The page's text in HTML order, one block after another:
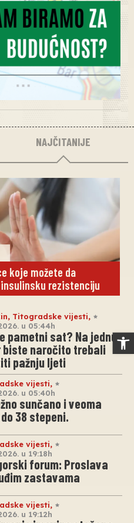
NAJČITANIJE
koje možete da
rezistenciju
, Titogradske vijesti,
u 05:44h
pametni sat? Na jednu
naročito trebali
pažnju ljeti
vijesti,
u 05:40h
sunčano i veoma
38 stepeni.
vijesti,
u 19:18h
forum: Proslava
zastavama
vijesti,
u 19:12h